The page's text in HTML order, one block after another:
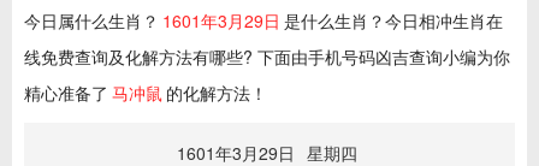
今日属什么生肖？ 1601年3月29日 是什么生肖？今日相冲生肖在
线免费查询及化解方法有哪些? 下面由手机号码凶吉查询小编为你
精心准备了 马冲鼠 的化解方法！
1601年3月29日 星期四